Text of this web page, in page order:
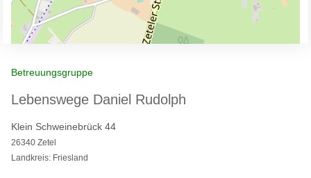
Betreuungsgruppe
Lebenswege Daniel Rudolph
Klein Schweinebrück 44
26340 Zetel
Landkreis: Friesland